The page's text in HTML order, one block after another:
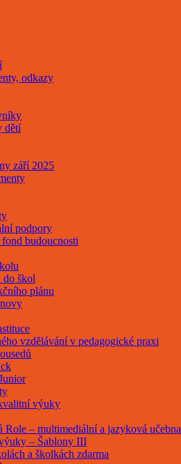
odkazy
dětí
září 2025
podpory
budoucnosti
do škol
plánu
vzdělávání v pedagogické praxi
výuky
Role – multimediální a jazyková učebna
– Šablony III
a školkách zdarma